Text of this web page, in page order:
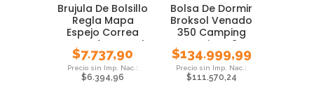
Brujula De Bolsillo
Regla Mapa
Espejo Correa
Waterdog Local
$7.737,90
$6.394,96
Bolsa De Dormir
Broksol Venado
350 Camping
Termica -8°
Carpa
$134.999,99
$111.570,24